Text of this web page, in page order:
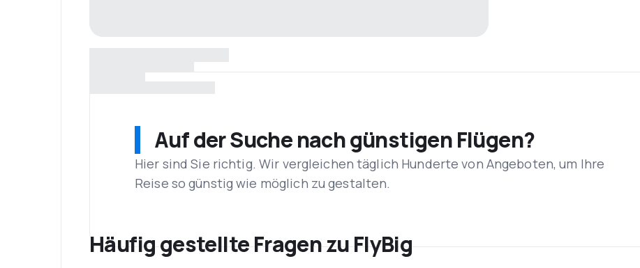
Auf der Suche nach günstigen Flügen?
Hier sind Sie richtig. Wir vergleichen täglich Hunderte von Angeboten, um Ihre
Reise so günstig wie möglich zu gestalten.
Häufig gestellte Fragen zu FlyBig